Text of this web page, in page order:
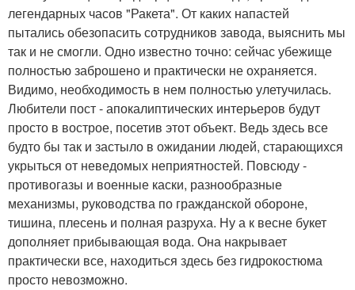
легендарных часов "Ракета". От каких напастей
пытались обезопасить сотрудников завода, выяснить мы
так и не смогли. Одно известно точно: сейчас убежище
полностью заброшено и практически не охраняется.
Видимо, необходимость в нем полностью улетучилась.
Любители пост - апокалиптических интерьеров будут
просто в вострое, посетив этот объект. Ведь здесь все
будто бы так и застыло в ожидании людей, старающихся
укрыться от неведомых неприятностей. Повсюду -
противогазы и военные каски, разнообразные
механизмы, руководства по гражданской обороне,
тишина, плесень и полная разруха. Ну а к весне букет
дополняет прибывающая вода. Она накрывает
практически все, находиться здесь без гидрокостюма
просто невозможно.